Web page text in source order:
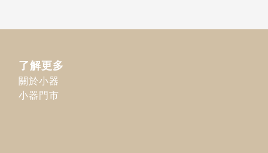
了解更多
關於小器
小器門市